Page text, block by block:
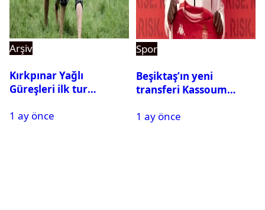
Arşiv
Kırkpınar Yağlı
Güreşleri ilk tur
2. tura geçen
1 ay önce
Spor
Beşiktaş’ın yeni
transferi Kassoum
gelecek? Resmi
1 ay önce